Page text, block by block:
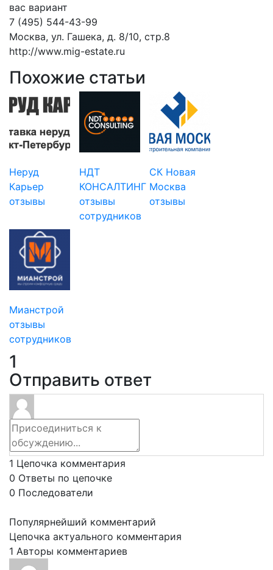
вас вариант
7 (495) 544-43-99
Москва, ул. Гашека, д. 8/10, стр.8
http://www.mig-estate.ru
Похожие статьи
Неруд
Карьер
отзывы
НДТ
КОНСАЛТИНГ
отзывы
сотрудников
СК Новая
Москва
отзывы
Мианстрой
отзывы
сотрудников
1
Отправить ответ
1 Цепочка комментария
0 Ответы по цепочке
0 Последователи
Популярнейший комментарий
Цепочка актуального комментария
1 Авторы комментариев